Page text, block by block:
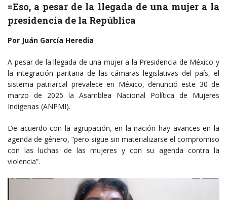
=Eso, a pesar de la llegada de una mujer a la
presidencia de la República
Por Juán García Heredia
A pesar de la llegada de una mujer a la Presidencia de México y
la integración paritaria de las cámaras legislativas del país, el
sistema patriarcal prevalece en México, denunció este 30 de
marzo de 2025 la Asamblea Nacional Política de Mujeres
Indígenas (ANPMI).
De acuerdo con la agrupación, en la nación hay avances en la
agenda de género, “pero sigue sin materializarse el compromiso
con las luchas de las mujeres y con su agenda contra la
violencia”.